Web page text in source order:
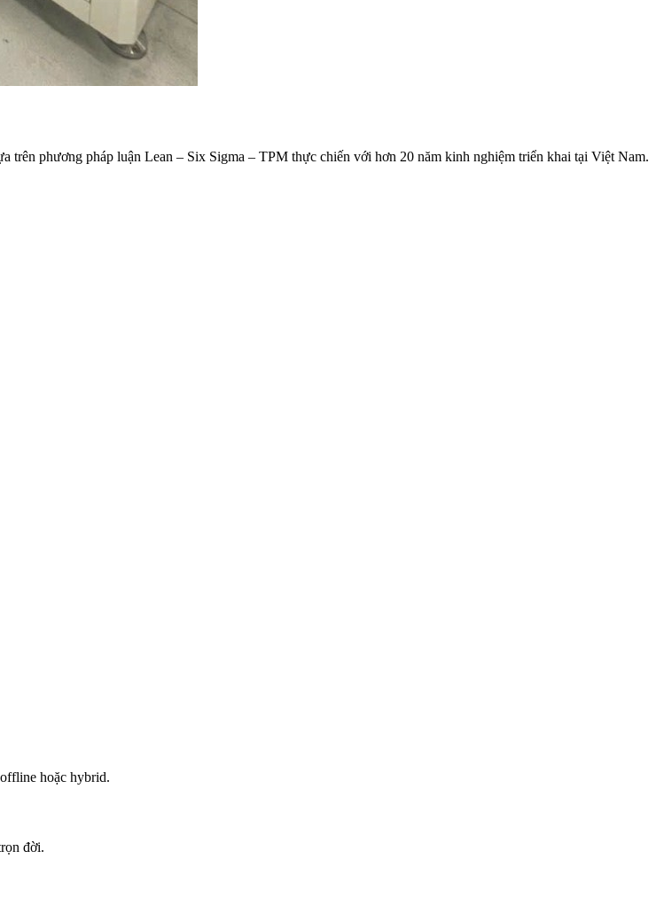
trên phương pháp luận Lean – Six Sigma – TPM thực chiến với hơn 20 năm kinh nghiệm triển khai tại Việt Nam.
hoặc hybrid.
đời.